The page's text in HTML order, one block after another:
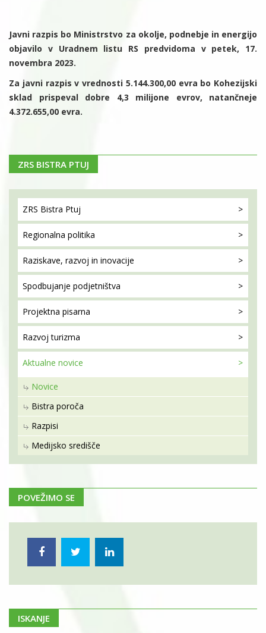
Javni razpis bo Ministrstvo za okolje, podnebje in energijo
objavilo v Uradnem listu RS predvidoma v petek, 17.
novembra 2023.
Za javni razpis v vrednosti 5.144.300,00 evra bo Kohezijski
sklad prispeval dobre 4,3 milijone evrov, natančneje
4.372.655,00 evra.
ZRS BISTRA PTUJ
ZRS Bistra Ptuj
Regionalna politika
Raziskave, razvoj in inovacije
Spodbujanje podjetništva
Projektna pisarna
Razvoj turizma
Aktualne novice
Novice
Bistra poroča
Razpisi
Medijsko središče
POVEŽIMO SE
ISKANJE